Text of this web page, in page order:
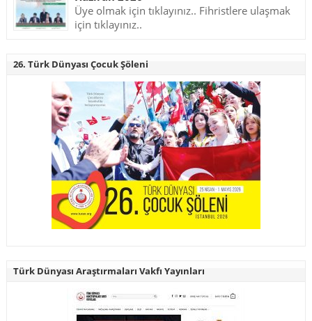
Üye olmak için tıklayınız.. Fihristlere ulaşmak
için tıklayınız..
26. Türk Dünyası Çocuk Şöleni
Türk Dünyası Araştırmaları Vakfı Yayınları